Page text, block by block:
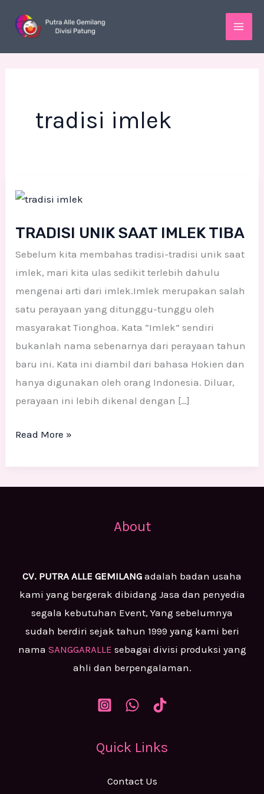
tradisi imlek
TRADISI UNIK SAAT IMLEK TIBA
Sebelum kita membahas tradisi-tradisi unik saat
imlek, mari kita ulas sedikit terlebih dahulu
mengenai arti dari imlek.Imlek merupakan salah
satu perayaan yang ditunggu-tunggu oleh
masyarakat Tionghoa. Kata “Imlek” sendiri
bukanlah nama sebenarnya dari perayaan tahun
baru ini. Kata ini diambil dari bahasa Hokien dan
hanya digunakan oleh orang Indonesia. Diluar,
perayaan ini lebih dikenal dengan […]
UNIK
IMLEK
TIBA
Read More »
About
CV. PUTRA ALLE GEMILANG adalah badan usaha
kami yang bergerak dibidang Jasa dan penyedia
segala kebutuhan Event, Yang sebelumnya
sudah berdiri sejak tahun 1999 yang kami beri
nama SANGGARALLE sebagai divisi produksi yang
ahli dan berpengalaman.
Quick Links
Contact Us